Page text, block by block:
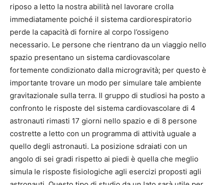
riposo a letto la nostra abilità nel lavorare crolla
immediatamente poiché il sistema cardiorespiratorio
perde la capacità di fornire al corpo l’ossigeno
necessario. Le persone che rientrano da un viaggio nello
spazio presentano un sistema cardiovascolare
fortemente condizionato dalla microgravità; per questo è
importante trovare un modo per simulare tale ambiente
gravitazionale sulla terra. Il gruppo di studiosi ha posto a
confronto le risposte del sistema cardiovascolare di 4
astronauti rimasti 17 giorni nello spazio e di 8 persone
costrette a letto con un programma di attività uguale a
quello degli astronauti. La posizione sdraiati con un
angolo di sei gradi rispetto ai piedi è quella che meglio
simula le risposte fisiologiche agli esercizi proposti agli